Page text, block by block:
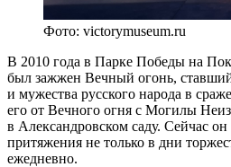
Фото: victorymuseum.ru
В 2010 года в Парке Победы на
был зажжен Вечный огонь,
и мужества русского народа в
его от Вечного огня с Могилы
в Александровском саду. Сейчас он
притяжения не только в дни
ежедневно.